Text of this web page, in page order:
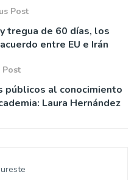
Post
tregua de 60 días, los
entre EU e Irán
Post
públicos al conocimiento
Laura Hernández